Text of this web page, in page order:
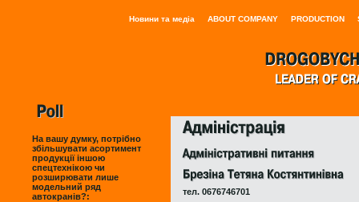
Новини та медіа ABOUT COMPANY PRODUCTION
На вашу думку, потрібно
збільшувати асортимент
продукції іншою
спецтехнікою чи
розширювати лише
модельний ряд
автокранів?:
тел. 0676746701